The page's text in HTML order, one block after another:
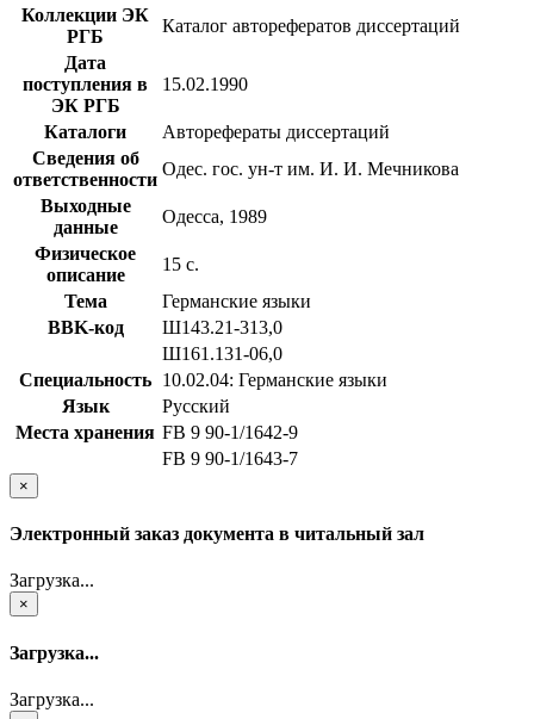
Коллекции ЭК
РГБ
Каталог авторефератов диссертаций
Дата
поступления в
ЭК РГБ
15.02.1990
Каталоги
Авторефераты диссертаций
Сведения об
ответственности
Одес. гос. ун-т им. И. И. Мечникова
Выходные
данные
Одесса, 1989
Физическое
описание
15 с.
Тема
Германские языки
BBK-код
Ш143.21-313,0
Ш161.131-06,0
Специальность 10.02.04: Германские языки
Язык
Русский
Места хранения FB 9 90-1/1642-9
FB 9 90-1/1643-7
×
Электронный заказ документа в читальный зал
Загрузка...
×
Загрузка...
Загрузка...